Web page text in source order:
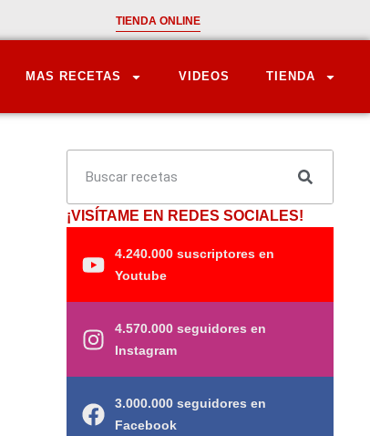
TIENDA ONLINE
MAS RECETAS VIDEOS TIENDA
¡VISÍTAME EN REDES SOCIALES!
4.240.000 suscriptores en
Youtube
4.570.000 seguidores en
Instagram
3.000.000 seguidores en
Facebook